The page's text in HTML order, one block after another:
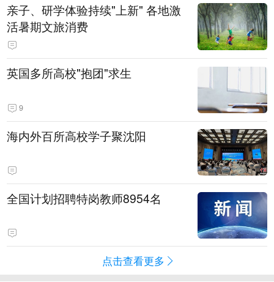
亲子、研学体验持续"上新" 各地激
活暑期文旅消费
英国多所高校"抱团"求生
9
海内外百所高校学子聚沈阳
全国计划招聘特岗教师8954名
点击查看更多